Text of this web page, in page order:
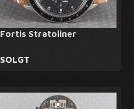
Fortis Stratoliner
SOLGT